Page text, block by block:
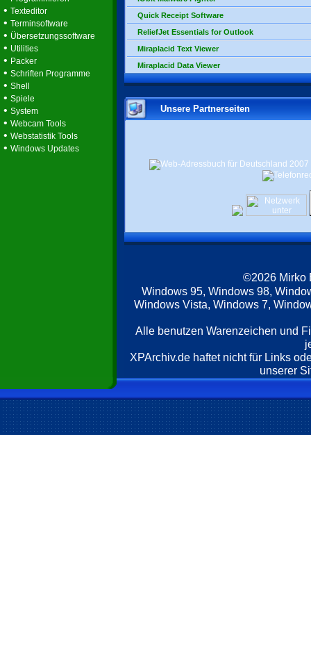
• Texteditor
• Terminsoftware
• Übersetzungssoftware
• Utilities
• Packer
• Schriften Programme
• Shell
• Spiele
• System
• Webcam Tools
• Webstatistik Tools
• Windows Updates
Quick Receipt Software
ReliefJet Essentials for Outlook
Miraplacid Text Viewer
Miraplacid Data Viewer
Unsere Partnerseiten
©2026 Mirko
Windows 95, Windows 98,
Windows Vista, Windows 7,
Alle benutzen Warenzeichen und
XPArchiv.de haftet nicht für Links
unserer